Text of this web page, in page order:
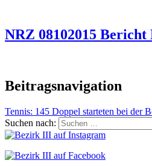
NRZ 08102015
Beitragsnavigation
Tennis: 145 Doppel starteten bei der
Suchen nach: